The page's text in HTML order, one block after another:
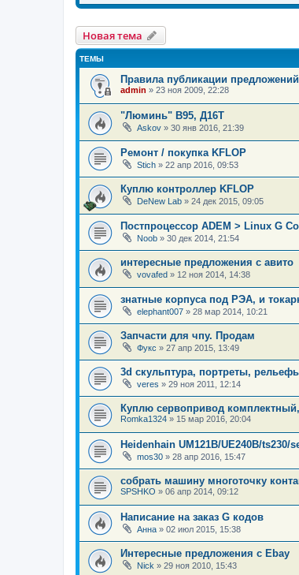
Новая тема
ТЕМЫ
Правила публикации
admin » 23 ноя 2009, 22:28
"Люминь" В95, Д16Т
Askov » 30 янв 2016, 21:39
Ремонт / покупка KFLOP
Stich » 22 апр 2016, 09:53
Куплю контроллер KFLOP
DeNew Lab » 24 дек 2015, 09:05
Постпроцессор ADEM > Linux G
Noob » 30 дек 2014, 21:54
интересные предложения с авито
vovafed » 12 ноя 2014, 14:38
знатные корпуса под РЭА, и
elephant007 » 28 мар 2014, 10:21
Запчасти для чпу. Продам
Фукс » 27 апр 2015, 13:49
3d скульптура, портреты,
veres » 29 ноя 2011, 12:14
Куплю сервопривод комплектный,
Romka1324 » 15 мар 2016, 20:04
Heidenhain UM121B/UE240B/ts230/
mos30 » 28 апр 2016, 15:47
собрать машину многоточку
SPSHKO » 06 апр 2014, 09:12
Написание на заказ G кодов
Анна » 02 июл 2015, 15:38
Интересные предложения с Ebay
Nick » 29 ноя 2010, 15:43